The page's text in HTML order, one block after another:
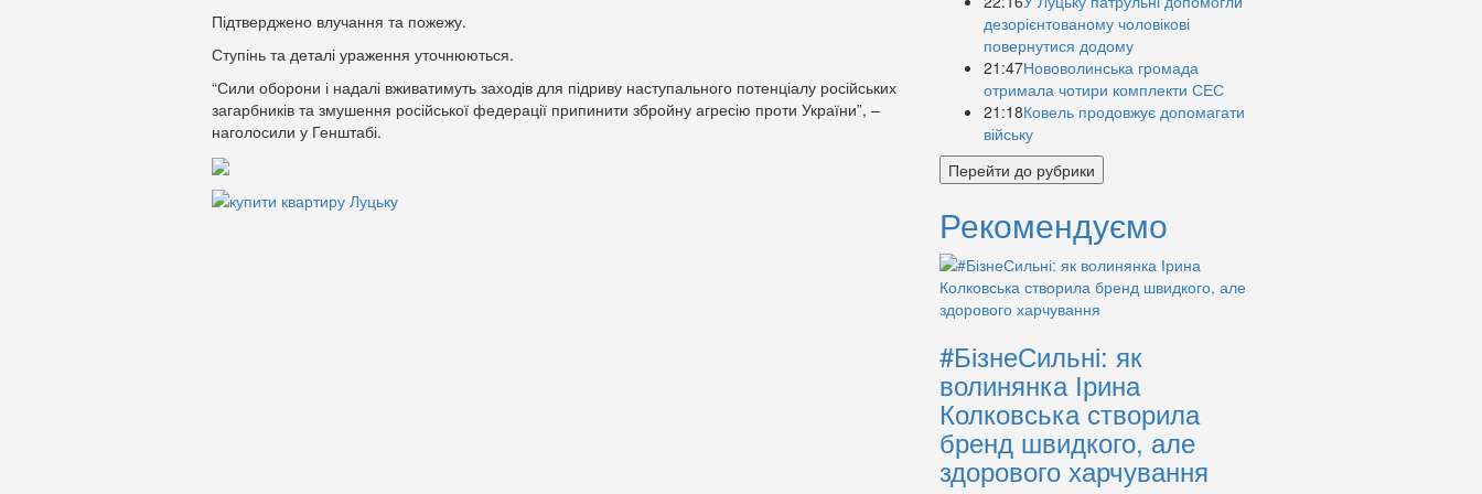
Підтверджено влучання та пожежу.
Ступінь та деталі ураження уточнюються.
“Сили оборони і надалі вживатимуть заходів для підриву наступального потенціалу російських
загарбників та змушення російської федерації припинити збройну агресію проти України”, –
наголосили у Генштабі.
дезорієнтованому чоловікові
повернутися додому
21:47Нововолинська громада
отримала чотири комплекти СЕС
21:18Ковель продовжує допомагати
війську
Перейти до рубрики
Рекомендуємо
#БізнеСильні: як
волинянка Ірина
Колковська створила
бренд швидкого, але
здорового харчування